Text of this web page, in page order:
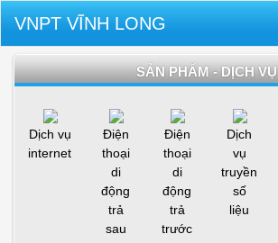
VNPT VĨNH LONG
SẢN PHẨM - DỊCH VỤ
Dịch vụ
internet
Điện
thoại
di
động
trả
sau
Điện
thoại
di
động
trả
trước
Dịch
vụ
truyền
số
liệu